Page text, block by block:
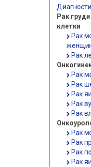
Рак
клетки
Рак
Рак
Рак
Рак
Рак
Рак
Рак
Рак
Рак
Рак
Рак